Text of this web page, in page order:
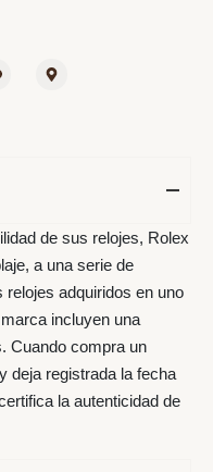
de sus relojes, Rolex
a una serie de
adquiridos en uno
incluyen una
Cuando compra un
deja registrada la fecha
la autenticidad de